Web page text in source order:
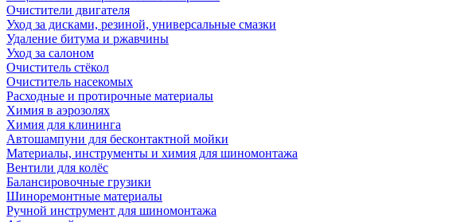
Очистители двигателя
Уход за дисками, резиной, универсальные смазки
Удаление битума и ржавчины
Уход за салоном
Очиститель стёкол
Очиститель насекомых
Расходные и протирочные материалы
Химия в аэрозолях
Химия для клининга
Автошампуни для бесконтактной мойки
Материалы, инструменты и химия для шиномонтажа
Вентили для колёс
Балансировочные грузики
Шиноремонтные материалы
Ручной инструмент для шиномонтажа